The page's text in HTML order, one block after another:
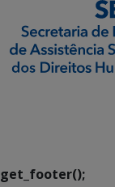
get_footer();